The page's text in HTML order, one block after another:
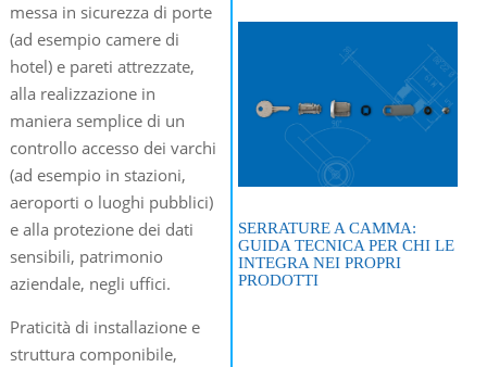
messa in sicurezza di porte
(ad esempio camere di
hotel) e pareti attrezzate,
alla realizzazione in
maniera semplice di un
controllo accesso dei varchi
(ad esempio in stazioni,
aeroporti o luoghi pubblici)
e alla protezione dei dati
sensibili, patrimonio
aziendale, negli uffici.
Praticità di installazione e
struttura componibile,
SERRATURE A CAMMA:
GUIDA TECNICA PER CHI LE
INTEGRA NEI PROPRI
PRODOTTI